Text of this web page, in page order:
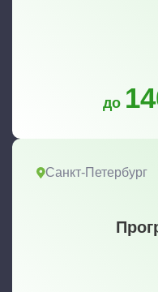
до
Санкт-Петербург